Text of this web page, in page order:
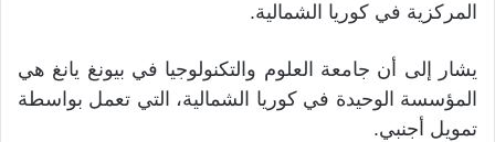
المركزية في كوريا الشمالية.
يشار إلى أن جامعة العلوم والتكنولوجيا في بيونغ يانغ هي
المؤسسة الوحيدة في كوريا الشمالية، التي تعمل بواسطة
تمويل أجنبي.